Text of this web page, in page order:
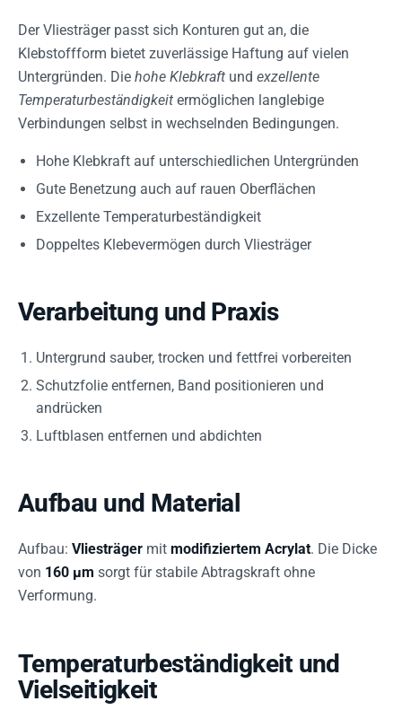
Der Vliesträger passt sich Konturen gut an, die
Klebstoffform bietet zuverlässige Haftung auf vielen
Untergründen. Die hohe Klebkraft und exzellente
Temperaturbeständigkeit ermöglichen langlebige
Verbindungen selbst in wechselnden Bedingungen.
Hohe Klebkraft auf unterschiedlichen Untergründen
Gute Benetzung auch auf rauen Oberflächen
Exzellente Temperaturbeständigkeit
Doppeltes Klebevermögen durch Vliesträger
Verarbeitung und Praxis
Untergrund sauber, trocken und fettfrei vorbereiten
Schutzfolie entfernen, Band positionieren und
andrücken
Luftblasen entfernen und abdichten
Aufbau und Material
Aufbau: Vliesträger mit modifiziertem Acrylat. Die Dicke
von 160 µm sorgt für stabile Abtragskraft ohne
Verformung.
Temperaturbeständigkeit und
Vielseitigkeit